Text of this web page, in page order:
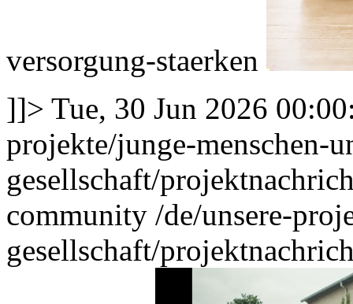
versorgung-staerken
]]> Tue, 30 Jun 2026
projekte/junge-menschen-
gesellschaft/
community /de/unsere-
gesellschaft/